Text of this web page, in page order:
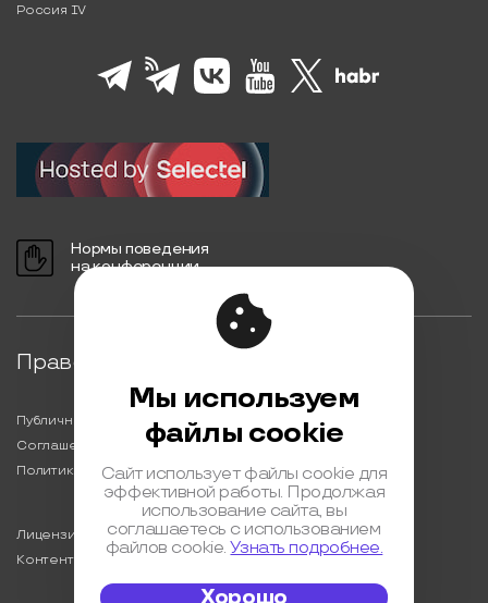
Россия IV
Нормы поведения
на конференции
Правовая информация
Публичная оферта
Соглашение на обработку персональных данных
Политика обработки персональных данных
Лицензионный договор с Автором
Контентная политика конференции
Мы используем
файлы cookie
Сайт использует файлы cookie для
эффективной работы. Продолжая
использование сайта, вы
соглашаетесь с использованием
файлов cookie.Узнать подробнее.
Хорошо